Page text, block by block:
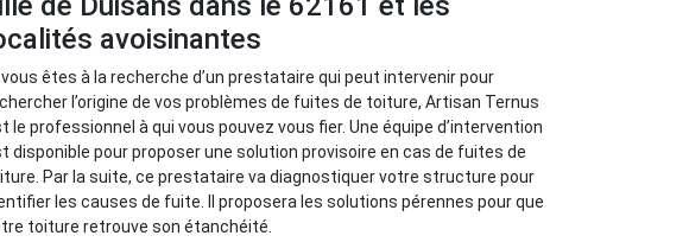
avoisinantes
vous êtes à la recherche d’un prestataire qui peut intervenir pour
l’origine de vos problèmes de fuites de toiture, Artisan Ternus
le professionnel à qui vous pouvez vous fier. Une équipe d’intervention
disponible pour proposer une solution provisoire en cas de fuites de
Par la suite, ce prestataire va diagnostiquer votre structure pour
les causes de fuite. Il proposera les solutions pérennes pour que
toiture retrouve son étanchéité.